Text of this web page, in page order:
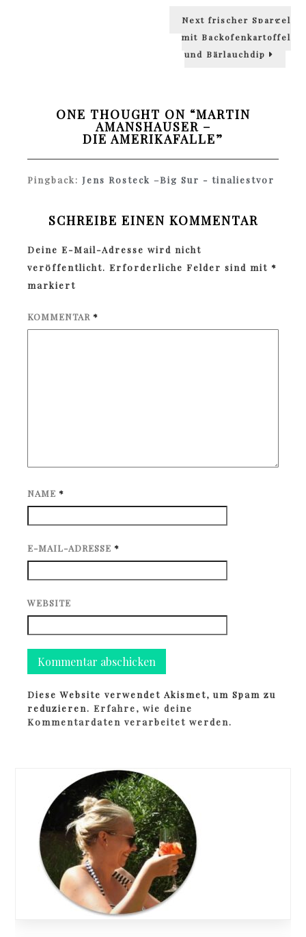
Next Next
frischer Spargel
mit Backofenkartoffel
und Bärlauchdip
ONE THOUGHT ON “MARTIN
AMANSHAUSER –
DIE AMERIKAFALLE”
Pingback:Jens Rosteck –Big Sur - tinaliestvor
SCHREIBE EINEN KOMMENTAR
Deine E-Mail-Adresse wird nicht
veröffentlicht. Erforderliche Felder sind mit *
markiert
KOMMENTAR *
NAME *
E-MAIL-ADRESSE *
WEBSITE
Diese Website verwendet Akismet, um Spam zu
reduzieren.Erfahre, wie deine
Kommentardaten verarbeitet werden.